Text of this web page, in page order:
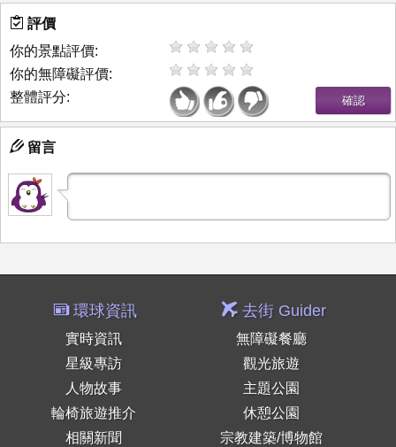
評價
你的景點評價:
你的無障礙評價:
整體評分:
留言
環球資訊
實時資訊
星級專訪
人物故事
輪椅旅遊推介
相關新聞
去街 Guider
無障礙餐廳
觀光旅遊
主題公園
休憩公園
宗教建築/博物館